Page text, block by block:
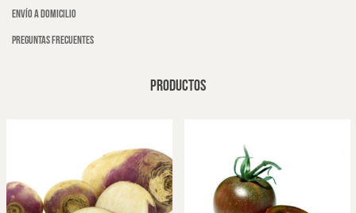
Envío a domicilio
Preguntas frecuentes
PRODUCTOS